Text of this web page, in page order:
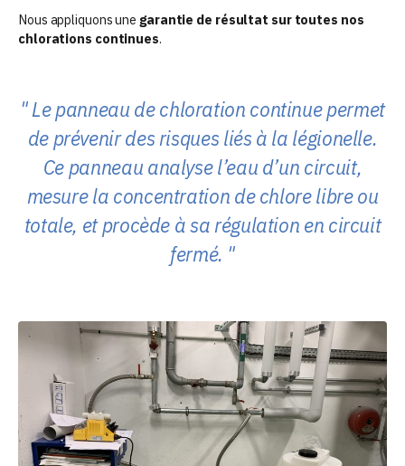
Nous appliquons une garantie de résultat sur toutes nos
chlorations continues.
Le panneau de chloration continue permet
de prévenir des risques liés à la légionelle.
Ce panneau analyse l’eau d’un circuit,
mesure la concentration de chlore libre ou
totale, et procède à sa régulation en circuit
fermé.